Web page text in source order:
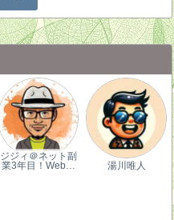
ジジィ＠ネット副
業3年目！Web…
湯川唯人